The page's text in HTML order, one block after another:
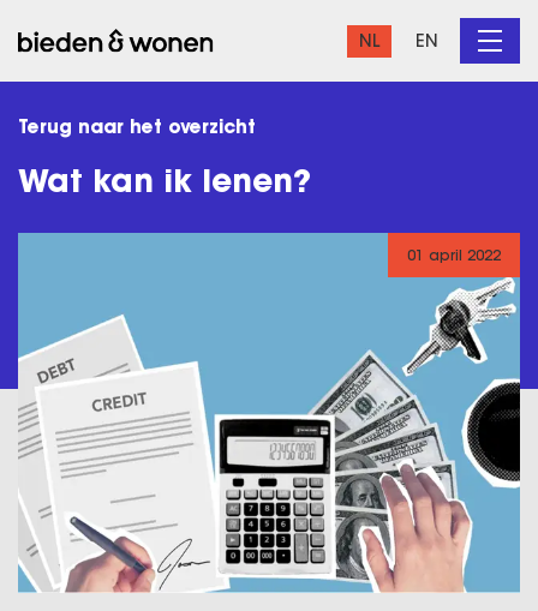
NL EN
Terug naar het overzicht
Wat kan ik lenen?
01 april 2022